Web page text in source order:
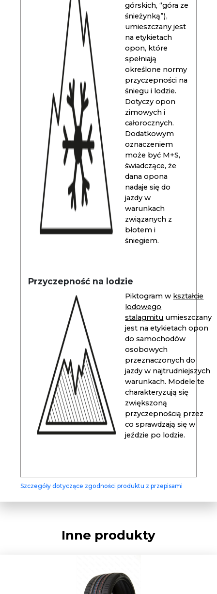
górskich, “góra ze
śnieżynką”),
umieszczany jest
na etykietach
opon, które
spełniają
określone normy
przyczepności na
śniegu i lodzie.
Dotyczy opon
zimowych i
całorocznych.
Dodatkowym
oznaczeniem
może być M+S,
świadczące, że
dana opona
nadaje się do
jazdy w
warunkach
związanych z
błotem i
śniegiem.
Przyczepność na lodzie
Piktogram w kształcie
lodowego
stalagmitu umieszczany
jest na etykietach opon
do samochodów
osobowych
przeznaczonych do
jazdy w najtrudniejszych
warunkach. Modele te
charakteryzują się
zwiększoną
przyczepnością przez
co sprawdzają się w
jeździe po lodzie.
Szczegóły dotyczące zgodności produktu z przepisami
Inne produkty